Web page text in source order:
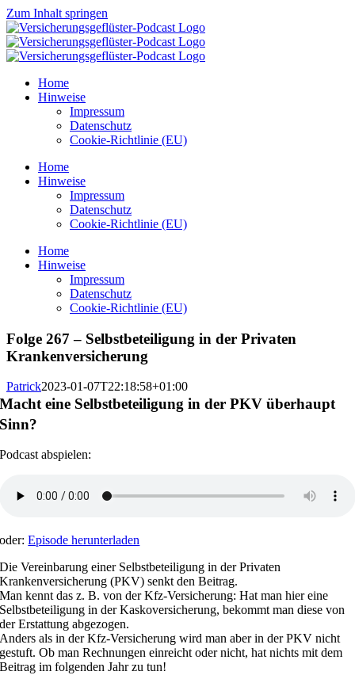
Zum Inhalt springen
Home
Hinweise
Impressum
Datenschutz
Cookie-Richtlinie (EU)
Home
Hinweise
Impressum
Datenschutz
Cookie-Richtlinie (EU)
Home
Hinweise
Impressum
Datenschutz
Cookie-Richtlinie (EU)
Folge 267 – Selbstbeteiligung in der Privaten
Krankenversicherung
Patrick2023-01-07T22:18:58+01:00
Macht eine Selbstbeteiligung in der PKV überhaupt
Sinn?
Podcast abspielen:
oder:Episode herunterladen
Die Vereinbarung einer Selbstbeteiligung in der Privaten
Krankenversicherung (PKV) senkt den Beitrag.
Man kennt das z. B. von der Kfz-Versicherung: Hat man hier eine
Selbstbeteiligung in der Kaskoversicherung, bekommt man diese von
der Erstattung abgezogen.
Anders als in der Kfz-Versicherung wird man aber in der PKV nicht
gestuft. Ob man Rechnungen einreicht oder nicht, hat nichts mit dem
Beitrag im folgenden Jahr zu tun!